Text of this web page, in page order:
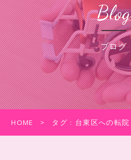
Blog
ブログ
HOME タグ : 台東区への転院